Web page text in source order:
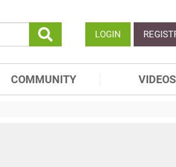
LOGIN
COMMUNITY VIDEOS